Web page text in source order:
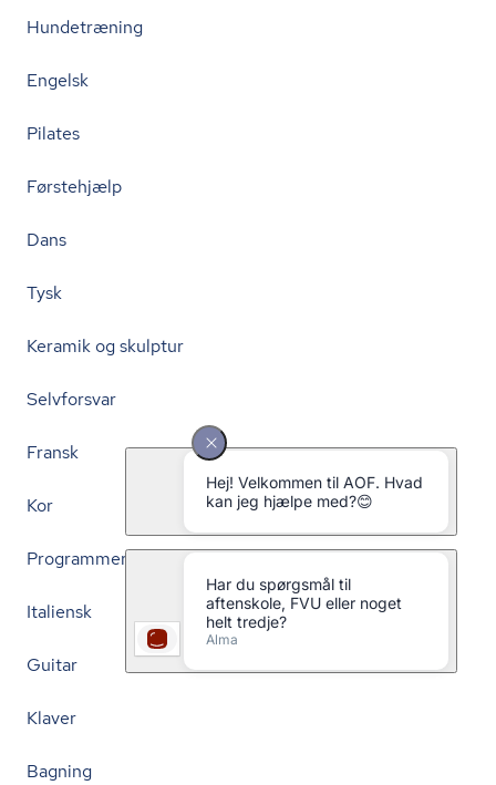
Hundetræning
Engelsk
Pilates
Førstehjælp
Dans
Tysk
Keramik og skulptur
Selvforsvar
Fransk
Kor
Programmering
Italiensk
Guitar
Klaver
Bagning